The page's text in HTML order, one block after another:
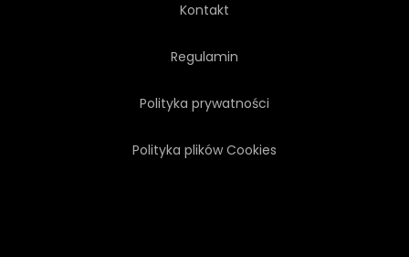
Kontakt
Regulamin
Polityka prywatności
Polityka plików Cookies